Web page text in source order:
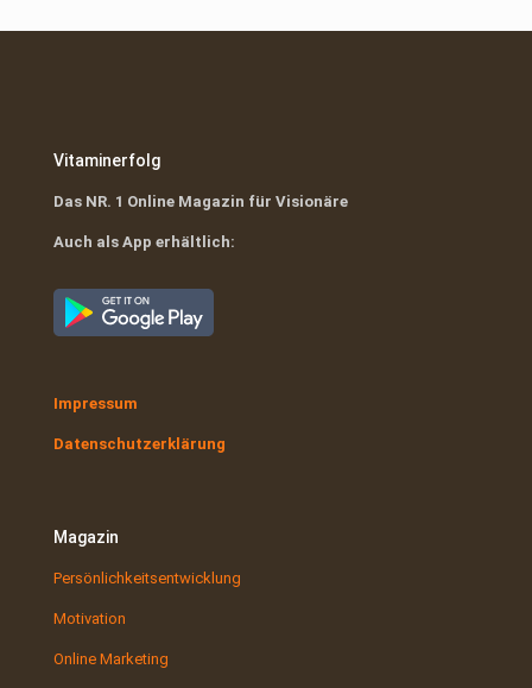
Vitaminerfolg
Das NR. 1 Online Magazin für Visionäre
Auch als App erhältlich:
Impressum
Datenschutzerklärung
Magazin
Persönlichkeitsentwicklung
Motivation
Online Marketing